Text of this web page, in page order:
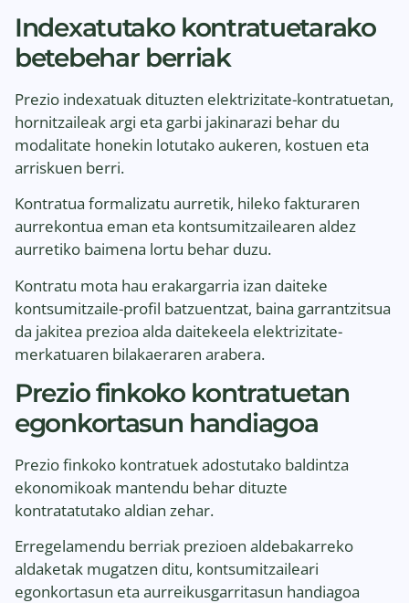
Indexatutako kontratuetarako
betebehar berriak
Prezio indexatuak dituzten elektrizitate-kontratuetan,
hornitzaileak argi eta garbi jakinarazi behar du
modalitate honekin lotutako aukeren, kostuen eta
arriskuen berri.
Kontratua formalizatu aurretik, hileko fakturaren
aurrekontua eman eta kontsumitzailearen aldez
aurretiko baimena lortu behar duzu.
Kontratu mota hau erakargarria izan daiteke
kontsumitzaile-profil batzuentzat, baina garrantzitsua
da jakitea prezioa alda daitekeela elektrizitate-
merkatuaren bilakaeraren arabera.
Prezio finkoko kontratuetan
egonkortasun handiagoa
Prezio finkoko kontratuek adostutako baldintza
ekonomikoak mantendu behar dituzte
kontratatutako aldian zehar.
Erregelamendu berriak prezioen aldebakarreko
aldaketak mugatzen ditu, kontsumitzaileari
egonkortasun eta aurreikusgarritasun handiagoa